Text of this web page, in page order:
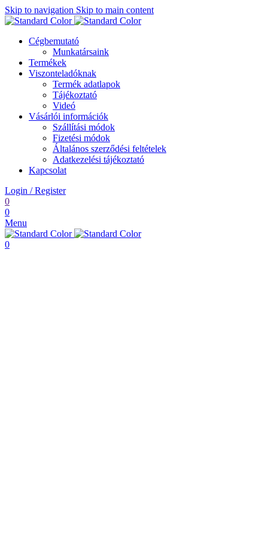
Skip to navigation Skip to main content
Cégbemutató
Munkatársaink
Termékek
Viszonteladóknak
Termék adatlapok
Tájékoztató
Videó
Vásárlói információk
Szállítási módok
Fizetési módok
Általános szerződési feltételek
Adatkezelési tájékoztató
Kapcsolat
Login / Register
0
0
Menu
0